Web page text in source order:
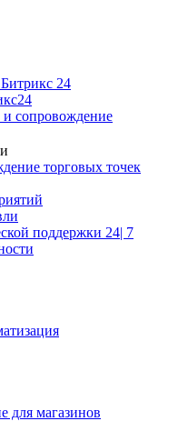
24
и сопровождение
торговых точек
поддержки 24| 7
для магазинов